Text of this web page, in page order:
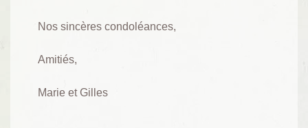
Nos sincères condoléances,
Amitiés,
Marie et Gilles